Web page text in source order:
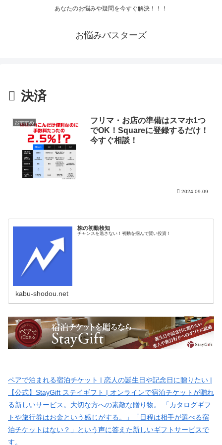
あなたのお悩みや疑問を今すぐ解決！！！
お悩みバスターズ
決済
おすすめ
フリマ・お店の準備はスマホ1つ
でOK！Squareに登録するだけ！
今すぐ相談！
2024.09.09
株の初動検知
チャンスを逃さない！初動を掴んで賢い投資！
kabu-shodou.net
ペアで泊まれる宿泊チケット | 恋人の誕生日や記念日に贈りたい |
【公式】StayGift ステイギフト | オンラインで宿泊チケットが贈れ
る新しいサービス。大切な方への素敵な贈り物。 「カタログギフ
トや旅行券はお金という感じがする。」「日程は相手が選べる宿
泊チケットはない？」という声に答えた新しいギフトサービスで
す。